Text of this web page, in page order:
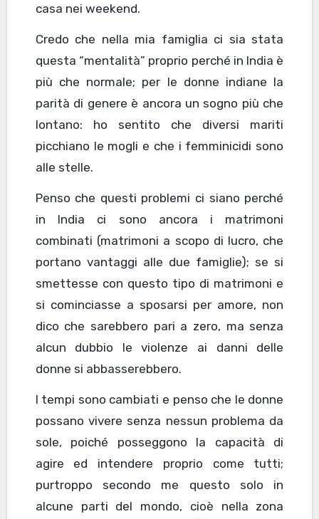
casa nei weekend.
Credo che nella mia famiglia ci sia stata
questa “mentalità” proprio perché in India è
più che normale; per le donne indiane la
parità di genere è ancora un sogno più che
lontano: ho sentito che diversi mariti
picchiano le mogli e che i femminicidi sono
alle stelle.
Penso che questi problemi ci siano perché
in India ci sono ancora i matrimoni
combinati (matrimoni a scopo di lucro, che
portano vantaggi alle due famiglie); se si
smettesse con questo tipo di matrimoni e
si cominciasse a sposarsi per amore, non
dico che sarebbero pari a zero, ma senza
alcun dubbio le violenze ai danni delle
donne si abbasserebbero.
I tempi sono cambiati e penso che le donne
possano vivere senza nessun problema da
sole, poiché posseggono la capacità di
agire ed intendere proprio come tutti;
purtroppo secondo me questo solo in
alcune parti del mondo, cioè nella zona